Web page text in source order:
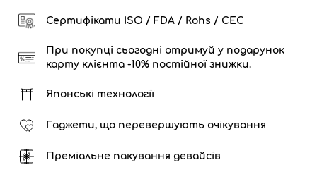
Сертифікати ISO / FDA / Rohs / CEC
При покупці сьогодні отримуй у подарунок
карту клієнта -10% постійної знижки.
Японські технології
Гаджети, що перевершують очікування
Преміальне пакування девайсів